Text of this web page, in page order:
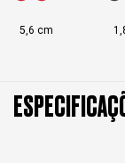
5,6 cm